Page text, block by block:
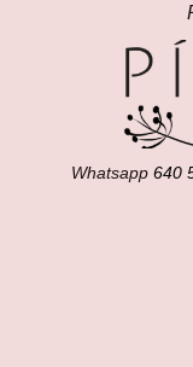
Whatsapp 640